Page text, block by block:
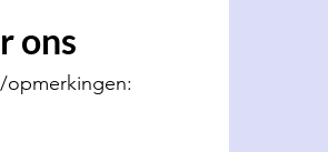
ons
opmerkingen: